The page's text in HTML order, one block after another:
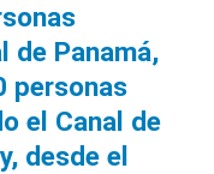
de Panamá,
personas
el Canal de
desde el